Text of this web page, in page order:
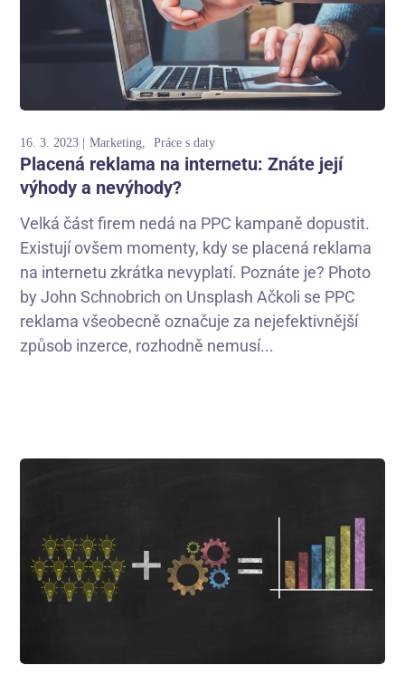
16. 3. 2023 Marketing Práce s daty
Placená reklama na internetu: Znáte její
výhody a nevýhody?
Velká část firem nedá na PPC kampaně dopustit.
Existují ovšem momenty, kdy se placená reklama
na internetu zkrátka nevyplatí. Poznáte je? Photo
by John Schnobrich on Unsplash Ačkoli se PPC
reklama všeobecně označuje za nejefektivnější
způsob inzerce, rozhodně nemusí...